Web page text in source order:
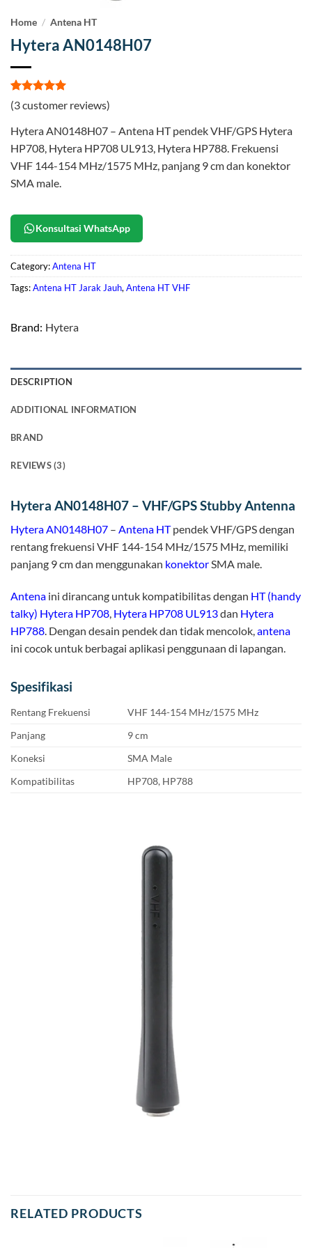
Home / Antena HT
Hytera AN0148H07
Rated5
out of 5
3
customer
ratings
(3customer reviews)
Hytera AN0148H07 – Antena HT pendek VHF/GPS Hytera
HP708, Hytera HP708 UL913, Hytera HP788. Frekuensi
VHF 144-154 MHz/1575 MHz, panjang 9 cm dan konektor
SMA male.
Konsultasi WhatsApp
Category:Antena HT
Tags:Antena HT Jarak Jauh, Antena HT VHF
Brand: Hytera
DESCRIPTION
ADDITIONAL INFORMATION
BRAND
REVIEWS (3)
Hytera AN0148H07 – VHF/GPS Stubby Antenna
HyteraAN0148H07 – Antena HTpendek VHF/GPS dengan
rentang frekuensi VHF 144-154 MHz/1575 MHz, memiliki
panjang 9 cm dan menggunakan konektorSMA male.
Antena ini dirancang untuk kompatibilitas dengan HT (handy
talky) Hytera HP708, Hytera HP708 UL913dan Hytera
HP788. Dengan desain pendek dan tidak mencolok,antena
ini cocok untuk berbagai aplikasi penggunaan di lapangan.
Spesifikasi
Rentang Frekuensi
VHF 144-154 MHz/1575 MHz
Panjang
9 cm
Koneksi
SMA Male
Kompatibilitas
HP708, HP788
RELATED PRODUCTS